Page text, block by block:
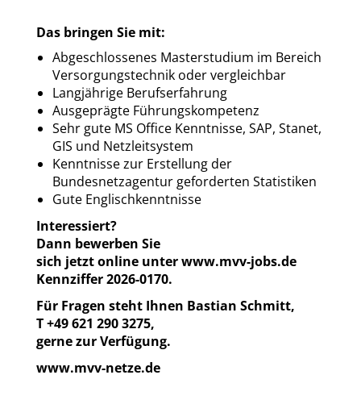
Das bringen Sie mit:
Abgeschlossenes Masterstudium im Bereich
Versorgungstechnik oder vergleichbar
Langjährige Berufserfahrung
Ausgeprägte Führungskompetenz
Sehr gute MS Office Kenntnisse, SAP, Stanet,
GIS und Netzleitsystem
Kenntnisse zur Erstellung der
Bundesnetzagentur geforderten Statistiken
Gute Englischkenntnisse
Interessiert?
Dann bewerben Sie
sich jetzt online unter www.mvv-jobs.de
Kennziffer 2026-0170.
Für Fragen steht Ihnen Bastian Schmitt,
T+49 621 290 3275,
gerne zur Verfügung.
www.mvv-netze.de